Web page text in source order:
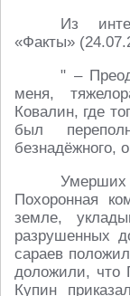
Из
«Факты»
" –
меня,
Ковалин, где
был
безнадёжного,
Похоронная
земле,
разрушенных
сараев
доложили, что
Купин